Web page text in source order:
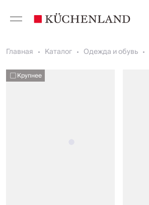
Главная Каталог Одежда и обувь
Крупнее